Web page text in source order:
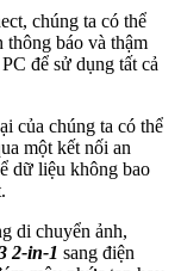
chúng ta có thể
thông báo và thậm
để sử dụng tất cả
của chúng ta có thể
một kết nối an
dữ liệu không bao
di chuyển ảnh,
2-in-1 sang điện